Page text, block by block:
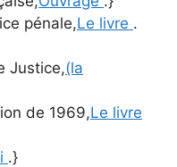
pénale,Le livre .
Justice,(la
de 1969,Le livre
.}